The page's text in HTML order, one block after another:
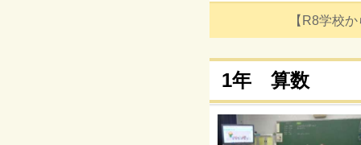
【R8学校
1年 算数